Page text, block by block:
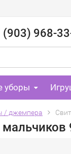
(903) 968-
уборы
/ джемпера